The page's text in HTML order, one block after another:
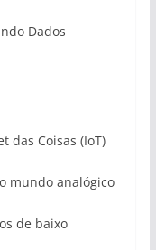
Dados
das Coisas (IoT)
mundo analógico
de baixo